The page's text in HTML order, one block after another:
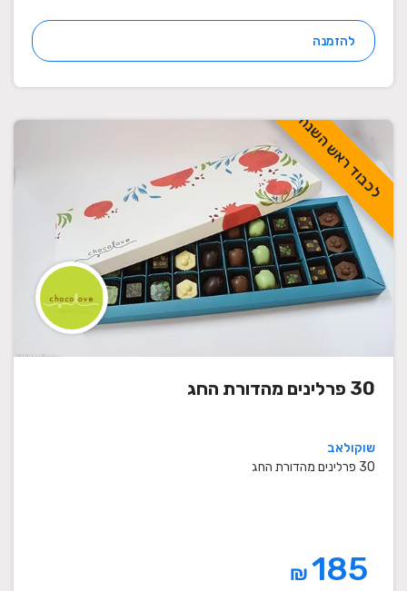
להזמנה
לכבוד ראש השנה
30 פרלינים מהדורת החג
שוקולאב
30 פרלינים מהדורת החג
₪